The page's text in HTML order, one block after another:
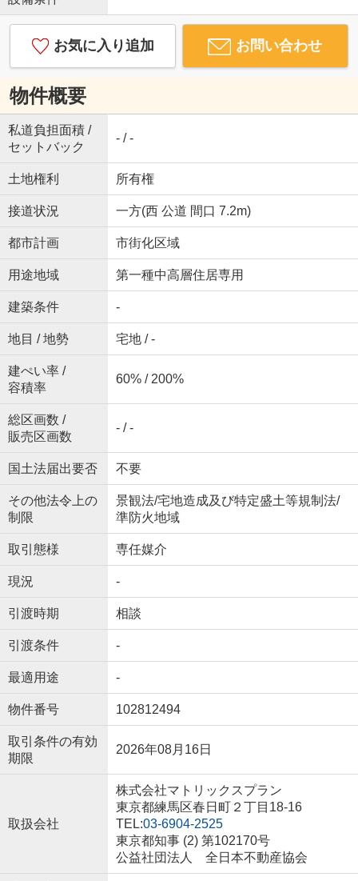
お気に入り追加 お問い合わせ
物件概要
私道負担面積 /
セットバック
- / -
土地権利 所有権
接道状況 一方(西 公道 間口 7.2m)
都市計画 市街化区域
用途地域 第一種中高層住居専用
建築条件 -
地目 / 地勢 宅地 / -
建ぺい率 /
容積率
60% / 200%
総区画数 /
販売区画数
- / -
国土法届出要否 不要
その他法令上の
制限
景観法/宅地造成及び特定盛土等規制法/
準防火地域
取引態様 専任媒介
現況 -
引渡時期 相談
引渡条件 -
最適用途 -
物件番号 102812494
取引条件の有効
期限
2026年08月16日
取扱会社
株式会社マトリックスプラン
東京都練馬区春日町２丁目18-16
TEL:03-6904-2525
東京都知事 (2) 第102170号
公益社団法人 全日本不動産協会